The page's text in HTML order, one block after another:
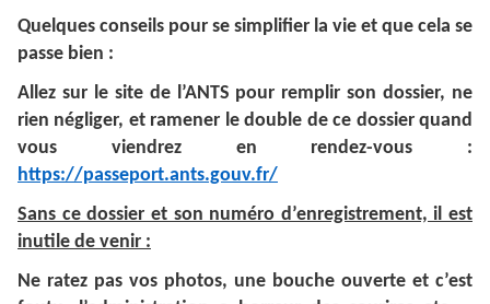
Quelques conseils pour se simplifier la vie et que cela se
passe bien :
Allez sur le site de l’ANTS pour remplir son dossier, ne
rien négliger, et ramener le double de ce dossier quand
vous viendrez en rendez-vous :
https://passeport.ants.gouv.fr/
Sans ce dossier et son numéro d’enregistrement, il est
inutile de venir :
Ne ratez pas vos photos, une bouche ouverte et c’est